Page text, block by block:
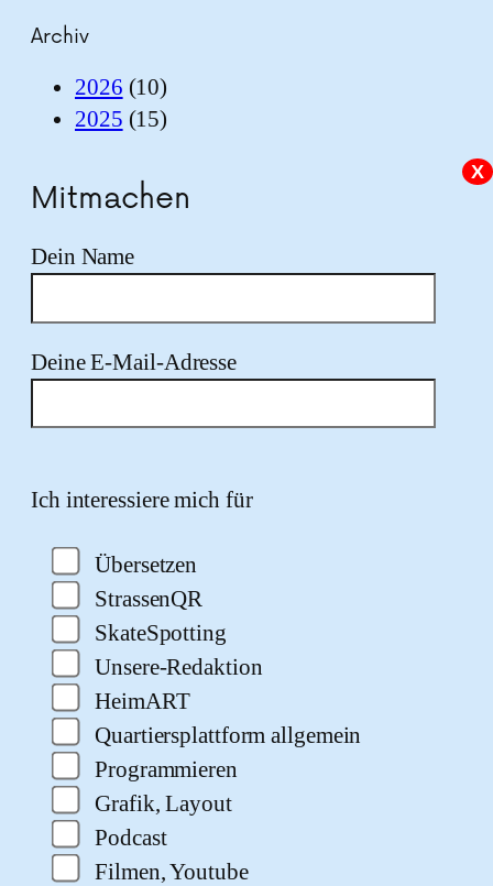
Archiv
2026 (10)
2025 (15)
X
Mitmachen
Dein Name
Deine E-Mail-Adresse
Ich interessiere mich für
Übersetzen
StrassenQR
SkateSpotting
Unsere-Redaktion
HeimART
Quartiersplattform allgemein
Programmieren
Grafik, Layout
Podcast
Filmen, Youtube